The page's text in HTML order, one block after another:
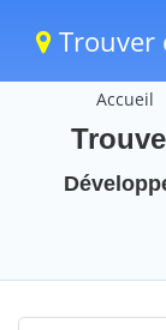
Trouver
Accueil